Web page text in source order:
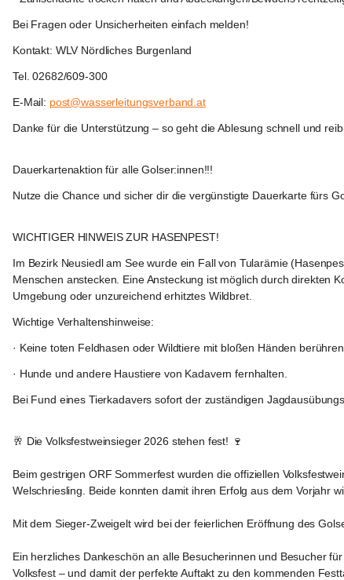
Bei Fragen oder Unsicherheiten einfach melden!
Kontakt: WLV Nördliches Burgenland
Tel. 02682/609-300
E-Mail: post@wasserleitungsverband.at
Danke für die Unterstützung – so geht die Ablesung schnell und
Dauerkartenaktion für alle Golser:innen!!!
Nutze die Chance und sicher dir die vergünstigte Dauerkarte fürs
WICHTIGER HINWEIS ZUR HASENPEST!
Im Bezirk Neusiedl am See wurde ein Fall von Tularämie
Menschen anstecken. Eine Ansteckung ist möglich durch direkten
Umgebung oder unzureichend erhitztes Wildbret.
Wichtige Verhaltenshinweise:
· Keine toten Feldhasen oder Wildtiere mit bloßen Händen berühren.
· Hunde und andere Haustiere von Kadavern fernhalten.
Bei Fund eines Tierkadavers sofort der zuständigen
🥂 Die Volksfestweinsieger 2026 stehen fest! 🍷
Beim gestrigen ORF Sommerfest wurden die offiziellen
Welschriesling. Beide konnten damit ihren Erfolg aus dem Vorjahr
Mit dem Sieger-Zweigelt wird bei der feierlichen Eröffnung des
Ein herzliches Dankeschön an alle Besucherinnen und Besucher
Volksfest – und damit der perfekte Auftakt zu den kommenden